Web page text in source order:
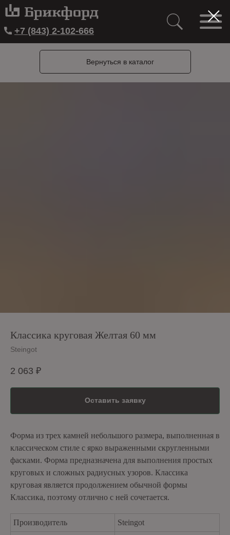
+7 (843) 2-102-666
Вернуться в каталог
Классика круговая Желтая 60 мм
Steingot
2 063 ₽
Оставить заявку
Форма из трех камней небольшого размера, выполненная в
классическом стиле с ярко выраженными скругленными
фасками. Форма предназначена для выполнения простых
круговых и сложных радиусных узоров. Классика
круговая является продолжением обычной формы
Классика, поэтому отлично с ней сочетается.
Производитель Steingot